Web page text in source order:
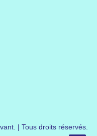
| Tous droits réservés.